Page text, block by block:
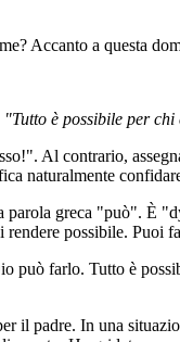
Accanto a questa
è possibile per chi
Al contrario,
naturalmente
parola greca "può". È
rendere possibile. Puoi
può farlo. Tutto è
il padre. In una